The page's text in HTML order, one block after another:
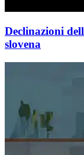
Declinazioni
slovena